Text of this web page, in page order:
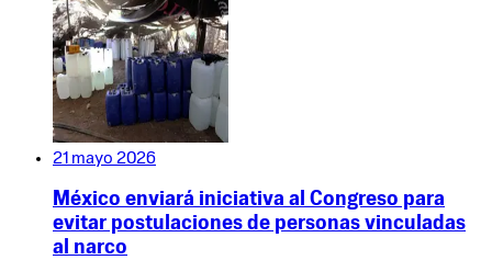
21 mayo 2026
México enviará iniciativa al Congreso para
evitar postulaciones de personas vinculadas
al narco